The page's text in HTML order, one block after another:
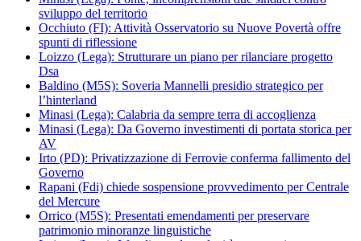
sviluppo del territorio
Occhiuto (FI): Attività Osservatorio su Nuove Povertà offre
spunti di riflessione
Loizzo (Lega): Strutturare un piano per rilanciare progetto
Dsa
Baldino (M5S): Soveria Mannelli presidio strategico per
l’hinterland
Minasi (Lega): Calabria da sempre terra di accoglienza
Minasi (Lega): Da Governo investimenti di portata storica per
AV
Irto (PD): Privatizzazione di Ferrovie conferma fallimento del
Governo
Rapani (Fdi) chiede sospensione provvedimento per Centrale
del Mercure
Orrico (M5S): Presentati emendamenti per preservare
patrimonio minoranze linguistiche